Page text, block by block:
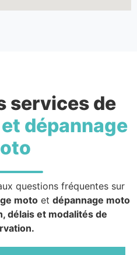
services de
dépannage
questions fréquentes sur
moto et dépannage moto
délais et modalités de